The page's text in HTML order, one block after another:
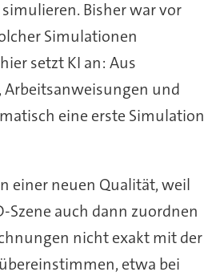
Bisher war vor
Simulationen
setzt KI an: Aus
und
eine erste Simulation
einer neuen Qualität, weil
Szene auch dann zuordnen
nicht exakt mit der
etwa bei